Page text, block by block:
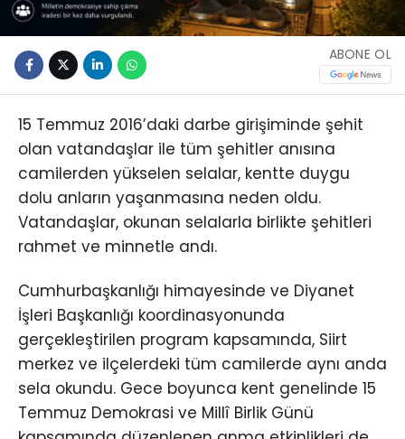
ABONE OL
15 Temmuz 2016’daki darbe girişiminde şehit
olan vatandaşlar ile tüm şehitler anısına
camilerden yükselen selalar, kentte duygu
dolu anların yaşanmasına neden oldu.
Vatandaşlar, okunan selalarla birlikte şehitleri
rahmet ve minnetle andı.
Cumhurbaşkanlığı himayesinde ve Diyanet
İşleri Başkanlığı koordinasyonunda
gerçekleştirilen program kapsamında, Siirt
merkez ve ilçelerdeki tüm camilerde aynı anda
sela okundu. Gece boyunca kent genelinde 15
Temmuz Demokrasi ve Millî Birlik Günü